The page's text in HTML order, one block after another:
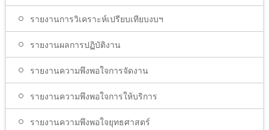
รายงานการวิเคราะห์เปรียบเทียบงบฯ
รายงานผลการปฏิบัติงาน
รายงานความพึงพอใจการจัดงาน
รายงานความพึงพอใจการให้บริการ
รายงานความพึงพอใจยุทธศาสตร์